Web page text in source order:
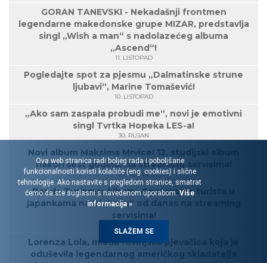
GORAN TANEVSKI - Nekadašnji frontmen
legendarne makedonske grupe MIZAR, predstavlja
singl „Wish a man“ s nadolazećeg albuma
„Ascend“!
11. LISTOPAD
Pogledajte spot za pjesmu „Dalmatinske strune
ljubavi“, Marine Tomašević!
10. LISTOPAD
„Ako sam zaspala probudi me“, novi je emotivni
singl Tvrtka Hopeka LES-a!
30. RUJAN
Novi album Maksima Mrvice! 12. studijski album
nakon šest godina, na streaming servisima!
27. RUJAN
Banda Turizma: Album „Spašavanje turista u
japankama na Biokovu“ od danas na streaming
servisima!
27. RUJAN
Lorenza Lola, mlada rovinjska pjevačica koja je
oduševila legendarnog američkog skladatelja
Ova web stranica radi boljeg rada i poboljšane
funkcionalnosti koristi kolačiće (eng. cookies) i slične
tehnologije. Ako nastavite s pregledom stranice, smatrat
ćemo da ste suglasni s navedenom uporabom.Više
informacija »
SLAŽEM SE